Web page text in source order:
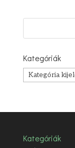
Kategóriák
Kategóriák
Kategóriák